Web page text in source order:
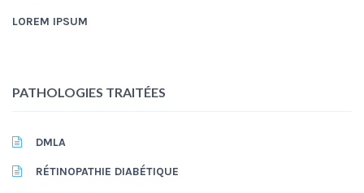
LOREM IPSUM
PATHOLOGIES TRAITÉES
DMLA
RÉTINOPATHIE DIABÉTIQUE